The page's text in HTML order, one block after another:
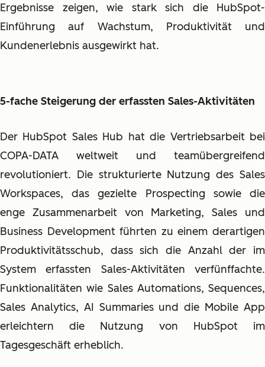
Ergebnisse zeigen, wie stark sich die HubSpot-
Einführung auf Wachstum, Produktivität und
Kundenerlebnis ausgewirkt hat.
5-fache Steigerung der erfassten Sales-Aktivitäten
Der HubSpot Sales Hub hat die Vertriebsarbeit bei
COPA-DATA weltweit und teamübergreifend
revolutioniert. Die strukturierte Nutzung des Sales
Workspaces, das gezielte Prospecting sowie die
enge Zusammenarbeit von Marketing, Sales und
Business Development führten zu einem derartigen
Produktivitätsschub, dass sich die Anzahl der im
System erfassten Sales-Aktivitäten verfünffachte.
Funktionalitäten wie Sales Automations, Sequences,
Sales Analytics, AI Summaries und die Mobile App
erleichtern die Nutzung von HubSpot im
Tagesgeschäft erheblich.